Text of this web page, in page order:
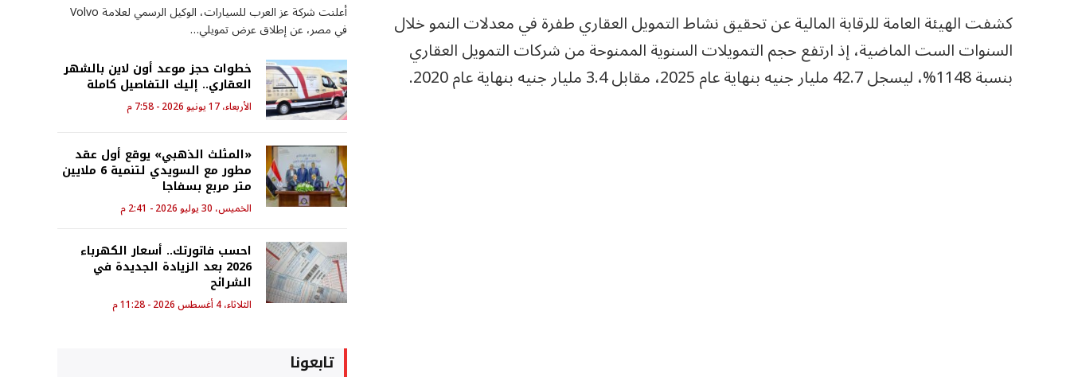
كشفت الهيئة العامة للرقابة المالية عن تحقيق نشاط التمويل العقاري طفرة في معدلات النمو خلال
السنوات الست الماضية، إذ ارتفع حجم التمويلات السنوية الممنوحة من شركات التمويل العقاري
بنسبة 1148%، ليسجل 42.7 مليار جنيه بنهاية عام 2025، مقابل 3.4 مليار جنيه بنهاية عام 2020.
أعلنت شركة عز العرب للسيارات، الوكيل الرسمي لعلامة Volvo
في مصر، عن إطلاق عرض تمويلي…
خطوات حجز موعد أون لاين بالشهر
العقاري.. إليك التفاصيل كاملة
الأربعاء، 17 يونيو 2026 - 7:58 م
«المثلث الذهبي» يوقع أول عقد
مطور مع السويدي لتنمية 6 ملايين
متر مربع بسفاجا
الخميس، 30 يوليو 2026 - 2:41 م
احسب فاتورتك.. أسعار الكهرباء
2026 بعد الزيادة الجديدة في
الشرائح
الثلاثاء، 4 أغسطس 2026 - 11:28 م
تابعونا